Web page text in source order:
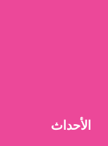
الأحداث